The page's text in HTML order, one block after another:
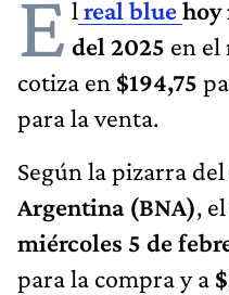
E l real bluehoy
del 2025 en el
cotiza en $194,75
para la venta.
Según la pizarra del
Argentina (BNA),
miércoles 5 de
para la compra y a